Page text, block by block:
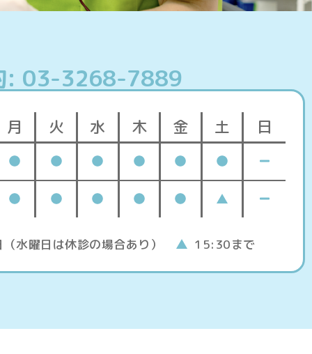
: 03-3268-7889
月 火 水 木 金 土 日
水曜日は休診の場合あり） 15:30まで